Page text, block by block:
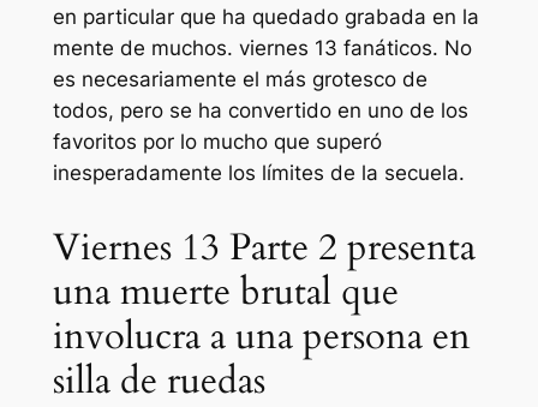
en particular que ha quedado grabada en la
mente de muchos. viernes 13 fanáticos. No
es necesariamente el más grotesco de
todos, pero se ha convertido en uno de los
favoritos por lo mucho que superó
inesperadamente los límites de la secuela.
Viernes 13 Parte 2 presenta
una muerte brutal que
involucra a una persona en
silla de ruedas